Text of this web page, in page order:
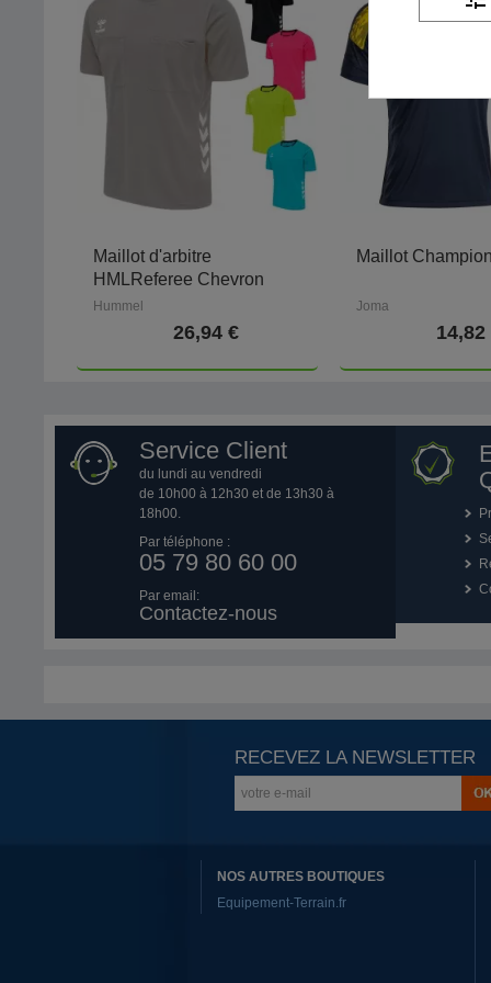
Maillot d'arbitre
HMLReferee Chevron
Hummel
26,94 €
Maillot
Joma
14,82
Service Client
du lundi au vendredi
de 10h00 à 12h30 et de 13h30 à
18h00.
Par téléphone :
05 79 80 60 00
Par email:
Contactez-nous
RECEVEZ LA NEWSLETTER
NOS AUTRES BOUTIQUES
Equipement-Terrain.fr